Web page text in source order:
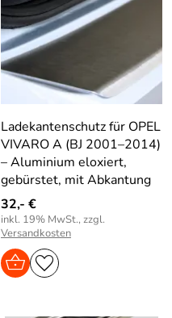
Ladekantenschutz für OPEL
VIVARO A (BJ 2001–2014)
– Aluminium eloxiert,
gebürstet, mit Abkantung
32,- €
inkl. 19% MwSt., zzgl.
Versandkosten